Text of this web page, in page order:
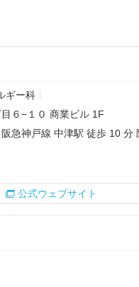
ギー科
６−１０ 商業ビル 1F
急神戸線 中津駅 徒歩 10 分
公式ウェブサイト